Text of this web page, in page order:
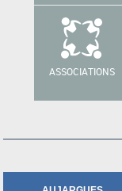
ASSOCIATIONS